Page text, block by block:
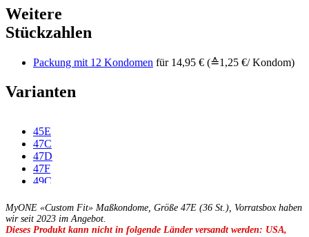
Weitere
Stückzahlen
Packung mit 12 Kondomen für 14,95 € (≙1,25 €/ Kondom)
Varianten
45E
47C
47D
47F
49C
49E
49F
49G
MyONE «Custom Fit» Maßkondome, Größe 47E (36 St.), Vorratsbox haben
wir seit 2023 im Angebot.
Dieses Produkt kann nicht in folgende Länder versandt werden: USA,